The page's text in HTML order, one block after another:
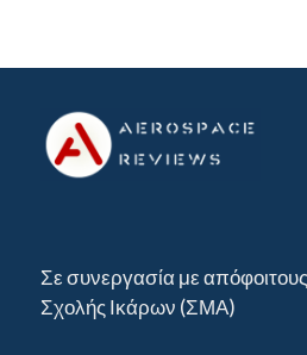
Σε συνεργασία με
Σχολής Ικάρων (ΣΜΑ)